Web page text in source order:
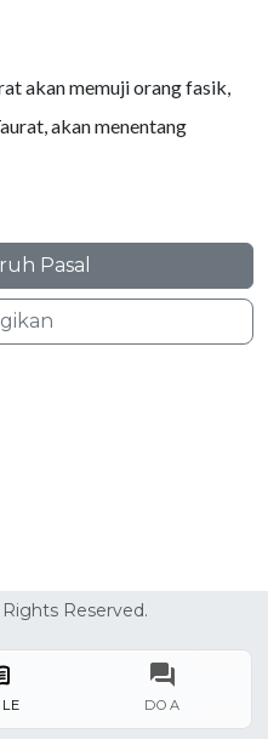
DOA
akan memuji orang fasik,
akan menentang
Pasal
Reserved.